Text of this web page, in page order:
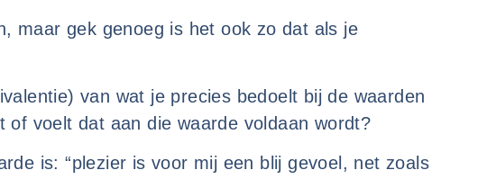
maar gek genoeg is het ook zo dat als je
van wat je precies bedoelt bij de waarden
of voelt dat aan die waarde voldaan wordt?
is: “plezier is voor mij een blij gevoel, net zoals